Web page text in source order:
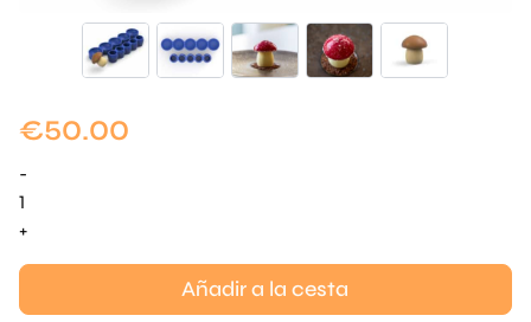
€50.00
-
Champiñón
Molds
+
Añadir a la cesta